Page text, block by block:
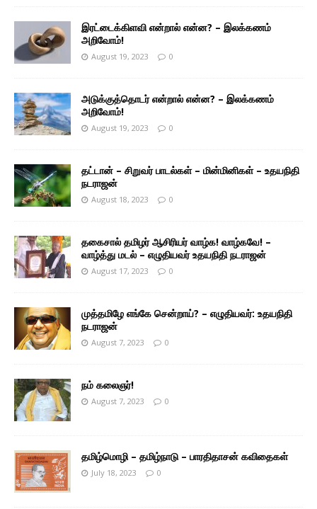
இரட்டைக்கிளவி என்றால் என்ன? – இலக்கணம்
அறிவோம்!
August 19, 2023 0
அடுக்குத்தொடர் என்றால் என்ன? – இலக்கணம்
அறிவோம்!
August 19, 2023 0
தட்டான் – சிறுவர் பாடல்கள் – மின்மினிகள் – உதயநிதி
நடராஜன்
August 18, 2023 0
தகைசால் தமிழர் ஆசிரியர் வாழ்க! வாழ்கவே! –
வாழ்த்து மடல் – எழுதியவர் உதயநிதி நடராஜன்
August 17, 2023 0
முத்தமிழே எங்கே சென்றாய்? – எழுதியவர்: உதயநிதி
நடராஜன்
August 7, 2023 0
நம் கலைஞர்!
August 7, 2023 0
தமிழ்மொழி – தமிழ்நாடு – பாரதிதாசன் கவிதைகள்
July 18, 2023 0